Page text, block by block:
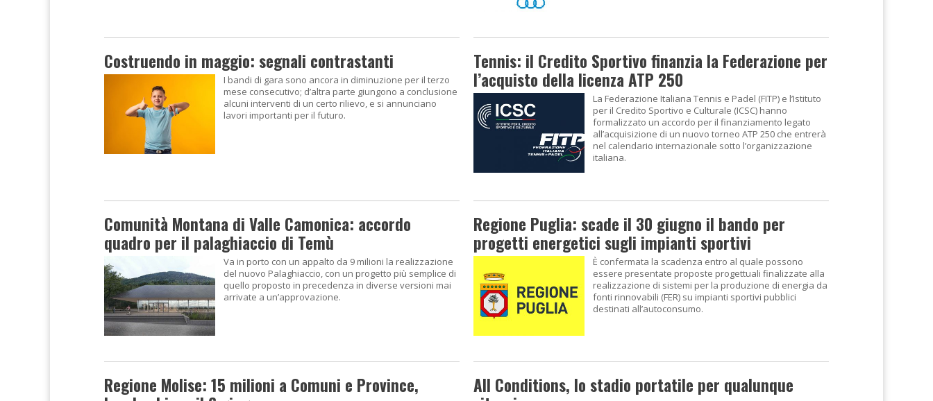
Costruendo in maggio: segnali contrastanti
I bandi di gara sono ancora in diminuzione per il terzo
mese consecutivo; d’altra parte giungono a conclusione
alcuni interventi di un certo rilievo, e si annunciano
lavori importanti per il futuro.
Tennis: il Credito Sportivo finanzia la Federazione per
l’acquisto della licenza ATP 250
La Federazione Italiana Tennis e Padel (FITP) e l’Istituto
per il Credito Sportivo e Culturale (ICSC) hanno
formalizzato un accordo per il finanziamento legato
all’acquisizione di un nuovo torneo ATP 250 che entrerà
nel calendario internazionale sotto l’organizzazione
italiana.
Comunità Montana di Valle Camonica: accordo
quadro per il palaghiaccio di Temù
Va in porto con un appalto da 9 milioni la realizzazione
del nuovo Palaghiaccio, con un progetto più semplice di
quello proposto in precedenza in diverse versioni mai
arrivate a un’approvazione.
Regione Puglia: scade il 30 giugno il bando per
progetti energetici sugli impianti sportivi
È confermata la scadenza entro al quale possono
essere presentate proposte progettuali finalizzate alla
realizzazione di sistemi per la produzione di energia da
fonti rinnovabili (FER) su impianti sportivi pubblici
destinati all’autoconsumo.
Regione Molise: 15 milioni a Comuni e Province, All Conditions, lo stadio portatile per qualunque